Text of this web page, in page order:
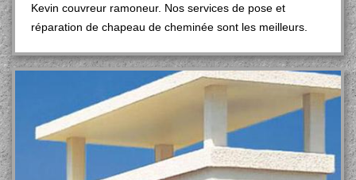
Kevin couvreur ramoneur. Nos services de pose et
réparation de chapeau de cheminée sont les meilleurs.